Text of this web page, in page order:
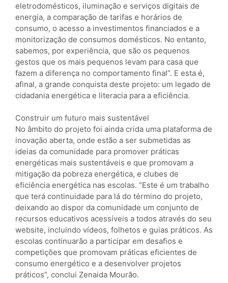
eletrodomésticos, iluminação e serviços digitais de
energia, a comparação de tarifas e horários de
consumo, o acesso a investimentos financiados e a
monitorização de consumos domésticos. No entanto,
sabemos, por experiência, que são os pequenos
gestos que os mais pequenos levam para casa que
fazem a diferença no comportamento final”. E esta é,
afinal, a grande conquista deste projeto: um legado de
cidadania energética e literacia para a eficiência.
Construir um futuro mais sustentável
No âmbito do projeto foi ainda crida uma plataforma de
inovação aberta, onde estão a ser submetidas as
ideias da comunidade para promover práticas
energéticas mais sustentáveis e que promovam a
mitigação da pobreza energética, e clubes de
eficiência energética nas escolas. “Este é um trabalho
que terá continuidade para lá do término do projeto,
deixando ao dispor da comunidade um conjunto de
recursos educativos acessíveis a todos através do seu
website, incluindo vídeos, folhetos e guias práticos. As
escolas continuarão a participar em desafios e
competições que promovam práticas eficientes de
consumo energético e a desenvolver projetos
práticos”, conclui Zenaida Mourão.